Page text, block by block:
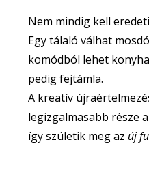
Nem mindig kell
Egy tálaló válhat
komódból lehet
pedig fejtámla.
A kreatív
legizgalmasabb része
így születik meg az új